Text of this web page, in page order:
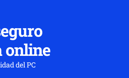
online
del PC